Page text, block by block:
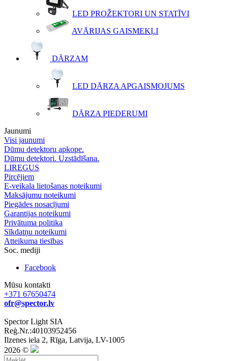
LED PROŽEKTORI UN STATĪVI
AVĀRIJAS GAISMEKĻI
DĀRZAM
LED DĀRZA APGAISMOJUMS
DĀRZA PIEDERUMI
Jaunumi
Visi jaunumi
Dūmu detektoru apkope.
Dūmu detektori. Uzstādīšana.
LIREGUS
Pircējiem
E-veikala lietošanas noteikumi
Maksājumu noteikumi
Piegādes nosacījumi
Garantijas noteikumi
Privātuma politika
Sīkdatņu noteikumi
Atteikuma tiesības
Soc. mediji
Facebook
Mūsu kontakti
+371 67650474
ofr@spector.lv
Spector Light SIA
Reģ.Nr.:40103952456
Ilzenes iela 2, Rīga, Latvija, LV-1005
2026 ©